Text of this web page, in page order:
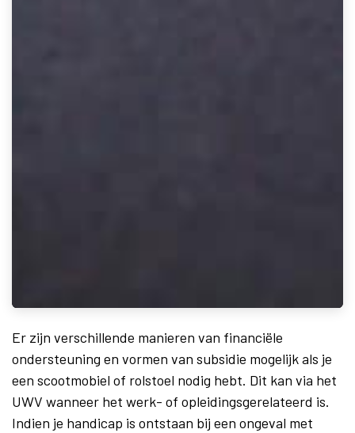
Er zijn verschillende manieren van financiële
ondersteuning en vormen van subsidie mogelijk als je
een scootmobiel of rolstoel nodig hebt. Dit kan via het
UWV wanneer het werk- of opleidingsgerelateerd is.
Indien je handicap is ontstaan bij een ongeval met